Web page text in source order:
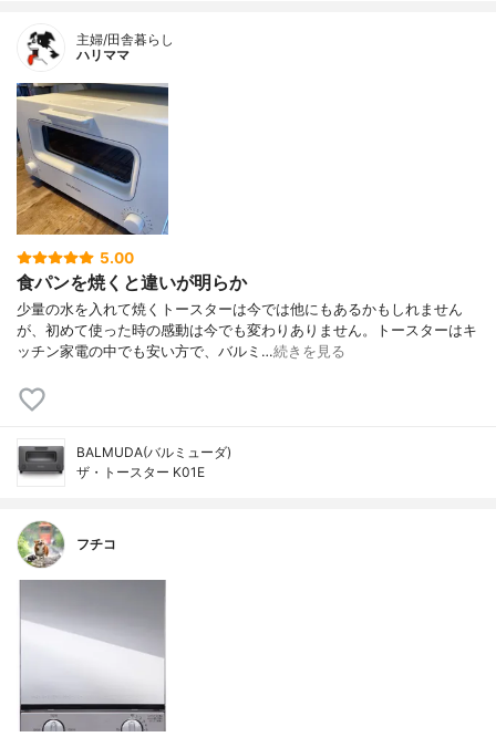
主婦/田舎暮らし
ハリママ
5.00
食パンを焼くと違いが明らか
少量の水を入れて焼くトースターは今では他にもあるかもしれません
が、初めて使った時の感動は今でも変わりありません。トースターはキ
ッチン家電の中でも安い方で、バルミ…続きを見る
BALMUDA(バルミューダ)
ザ・トースター K01E
フチコ